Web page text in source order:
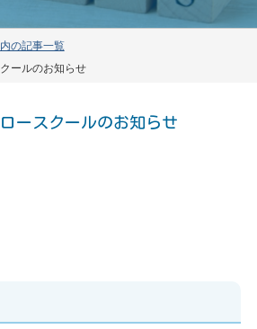
の記事一覧
ールのお知らせ
ースクールのお知らせ